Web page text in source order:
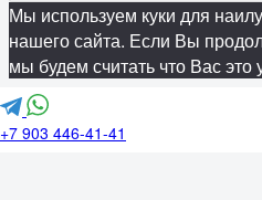
+7 903 446-41-41
Мы используем куки для
нашего сайта. Если Вы
мы будем считать что Вас это